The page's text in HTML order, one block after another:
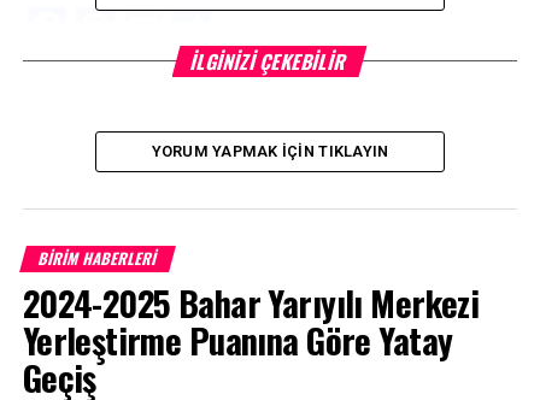
Facebook
Mastodon
EmailShare
BIR SONRAKI
YADYO’da “Amerika’da Öğrenci Olmak” Konulu Seminer
Uzmanlar Biga İİBF’de Sermaye Piyasasını Anlattı
İLGINIZI ÇEKEBILIR
YORUM YAPMAK İÇIN TIKLAYIN
BİRİM HABERLERİ
2024-2025 Bahar Yarıyılı Merkezi
Yerleştirme Puanına Göre Yatay
Geçiş